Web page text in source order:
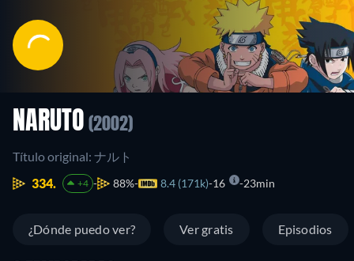
NARUTO (2002)
Título original: ナルト
334.
+4 88% 8.4 (171k) 16 23min
¿Dónde puedo ver? Ver gratis Episodios